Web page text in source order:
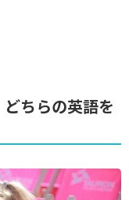
ちらの英語を